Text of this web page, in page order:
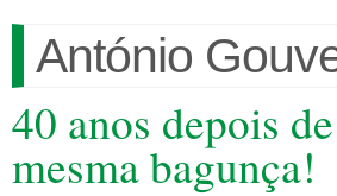
António
40 anos depois
mesma bagunça!